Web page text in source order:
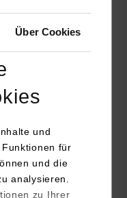
Über Cookies
und
für
und die
analysieren.
zu Ihrer
Informatik) und Prof.